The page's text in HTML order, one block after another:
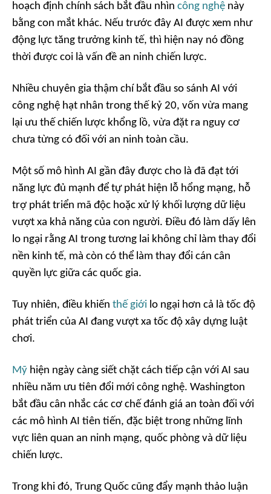
hoạch định chính sách bắt đầu nhìn công nghệ này
bằng con mắt khác. Nếu trước đây AI được xem như
động lực tăng trưởng kinh tế, thì hiện nay nó đồng
thời được coi là vấn đề an ninh chiến lược.
Nhiều chuyên gia thậm chí bắt đầu so sánh AI với
công nghệ hạt nhân trong thế kỷ 20, vốn vừa mang
lại ưu thế chiến lược khổng lồ, vừa đặt ra nguy cơ
chưa từng có đối với an ninh toàn cầu.
Một số mô hình AI gần đây được cho là đã đạt tới
năng lực đủ mạnh để tự phát hiện lỗ hổng mạng, hỗ
trợ phát triển mã độc hoặc xử lý khối lượng dữ liệu
vượt xa khả năng của con người. Điều đó làm dấy lên
lo ngại rằng AI trong tương lai không chỉ làm thay đổi
nền kinh tế, mà còn có thể làm thay đổi cán cân
quyền lực giữa các quốc gia.
Tuy nhiên, điều khiến thế giới lo ngại hơn cả là tốc độ
phát triển của AI đang vượt xa tốc độ xây dựng luật
chơi.
Mỹ hiện ngày càng siết chặt cách tiếp cận với AI sau
nhiều năm ưu tiên đổi mới công nghệ. Washington
bắt đầu cân nhắc các cơ chế đánh giá an toàn đối với
các mô hình AI tiên tiến, đặc biệt trong những lĩnh
vực liên quan an ninh mạng, quốc phòng và dữ liệu
chiến lược.
Trong khi đó, Trung Quốc cũng đẩy mạnh thảo luận